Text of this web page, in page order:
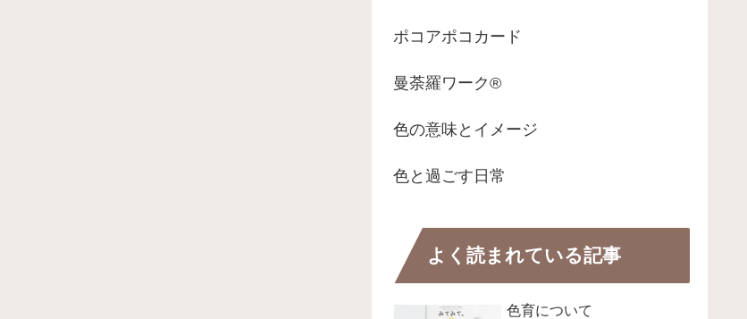
ポコアポコカード
曼荼羅ワーク®
色の意味とイメージ
色と過ごす日常
よく読まれている記事
色育について